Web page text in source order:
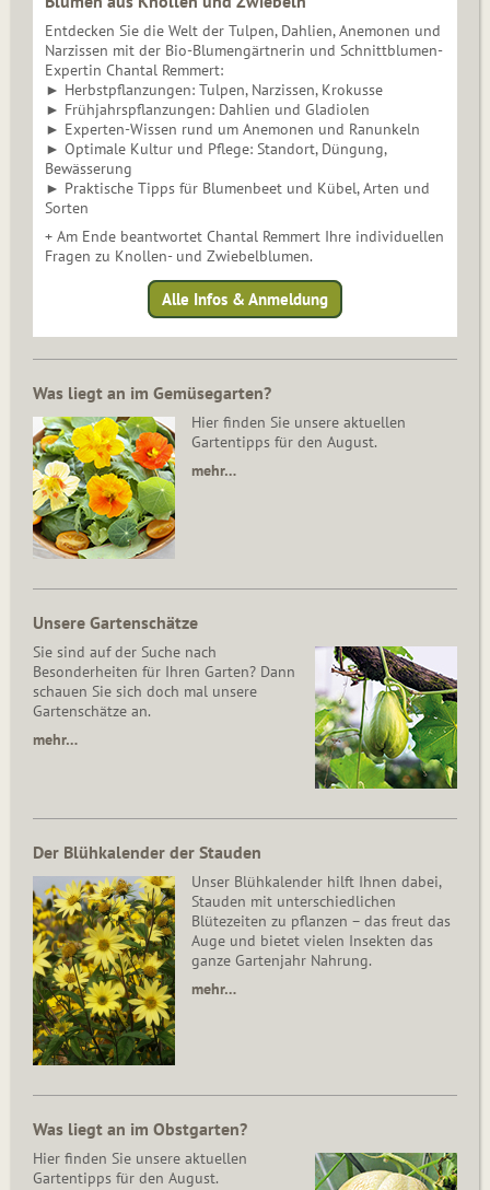
Entdecken Sie die Welt der Tulpen, Dahlien, Anemonen und
Narzissen mit der Bio-Blumengärtnerin und Schnittblumen-
Expertin Chantal Remmert:
► Herbstpflanzungen: Tulpen, Narzissen, Krokusse
► Frühjahrspflanzungen: Dahlien und Gladiolen
► Experten-Wissen rund um Anemonen und Ranunkeln
► Optimale Kultur und Pflege: Standort, Düngung,
Bewässerung
► Praktische Tipps für Blumenbeet und Kübel, Arten und
Sorten
+ Am Ende beantwortet Chantal Remmert Ihre individuellen
Fragen zu Knollen- und Zwiebelblumen.
Alle Infos & Anmeldung
Was liegt an im Gemüsegarten?
Hier finden Sie unsere aktuellen
Gartentipps für den August.
mehr…
Unsere Gartenschätze
Sie sind auf der Suche nach
Besonderheiten für Ihren Garten? Dann
schauen Sie sich doch mal unsere
Gartenschätze an.
mehr…
Der Blühkalender der Stauden
Unser Blühkalender hilft Ihnen dabei,
Stauden mit unterschiedlichen
Blütezeiten zu pflanzen – das freut das
Auge und bietet vielen Insekten das
ganze Gartenjahr Nahrung.
mehr…
Was liegt an im Obstgarten?
Hier finden Sie unsere aktuellen
Gartentipps für den August.